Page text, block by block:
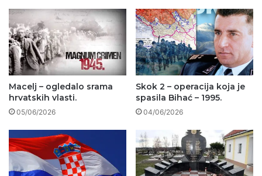
Macelj – ogledalo srama
hrvatskih vlasti.
05/06/2026
Skok 2 – operacija koja je
spasila Bihać – 1995.
04/06/2026